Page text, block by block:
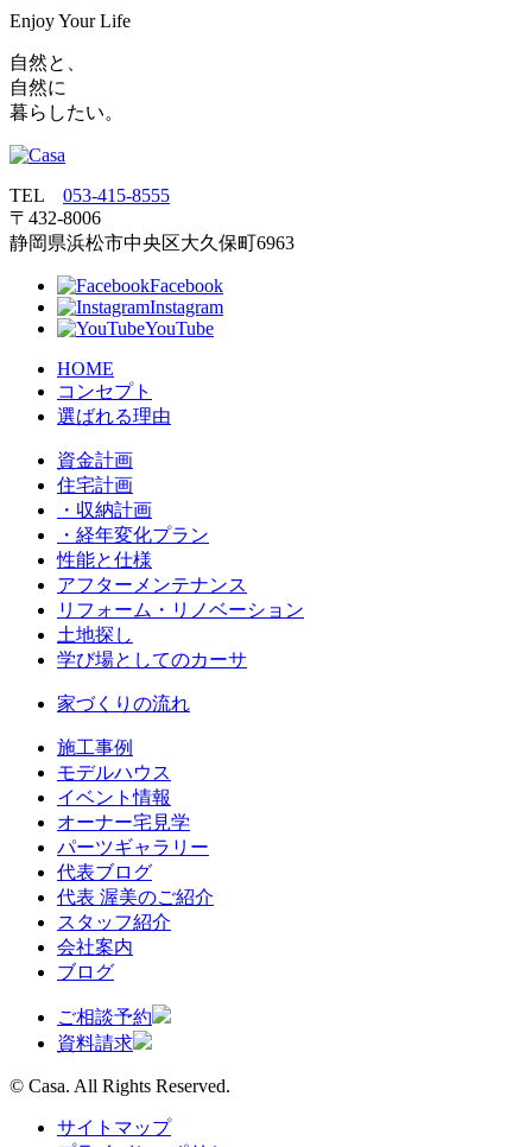
Enjoy Your Life
自然と、
自然に
暮らしたい。
TEL 053‐415‐8555
〒432‐8006
静岡県浜松市中央区大久保町6963
Facebook
Instagram
YouTube
HOME
コンセプト
選ばれる理由
資金計画
住宅計画
・収納計画
・経年変化プラン
性能と仕様
アフターメンテナンス
リフォーム・リノベーション
土地探し
学び場としてのカーサ
家づくりの流れ
施工事例
モデルハウス
イベント情報
オーナー宅見学
パーツギャラリー
代表ブログ
代表 渥美のご紹介
スタッフ紹介
会社案内
ブログ
ご相談予約
資料請求
© Casa. All Rights Reserved.
サイトマップ